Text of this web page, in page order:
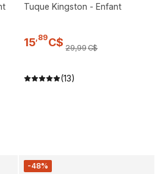
Tuque Kingston - Enfant
15 89C$ 29,99C$
(13)
-48%